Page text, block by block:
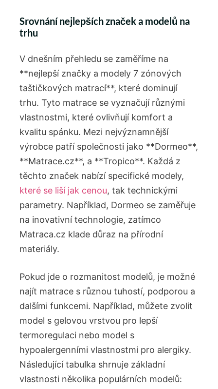
Srovnání nejlepších značek a modelů na
trhu
V dnešním přehledu se zaměříme na
**nejlepší značky a modely 7 zónových
taštičkových matrací**, které dominují
trhu. Tyto matrace se vyznačují různými
vlastnostmi, které ovlivňují komfort a
kvalitu spánku. Mezi nejvýznamnější
výrobce patří společnosti jako **Dormeo**,
**Matrace.cz**, a **Tropico**. Každá z
těchto značek nabízí specifické modely,
které se liší jak cenou, tak technickými
parametry. Například, Dormeo se zaměřuje
na inovativní technologie, zatímco
Matraca.cz klade důraz na přírodní
materiály.
Pokud jde o rozmanitost modelů, je možné
najít matrace s různou tuhostí, podporou a
dalšími funkcemi. Například, můžete zvolit
model s gelovou vrstvou pro lepší
termoregulaci nebo model s
hypoalergenními vlastnostmi pro alergiky.
Následující tabulka shrnuje základní
vlastnosti několika populárních modelů: